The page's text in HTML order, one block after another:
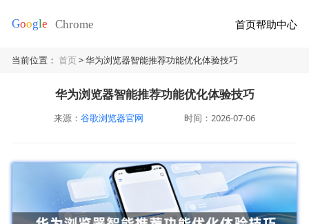
首页帮助中心
当前位置：首页> 华为浏览器智能推荐功能优化体验技巧
华为浏览器智能推荐功能优化体验技巧
来源： 谷歌浏览器官网 时间：2026-07-06